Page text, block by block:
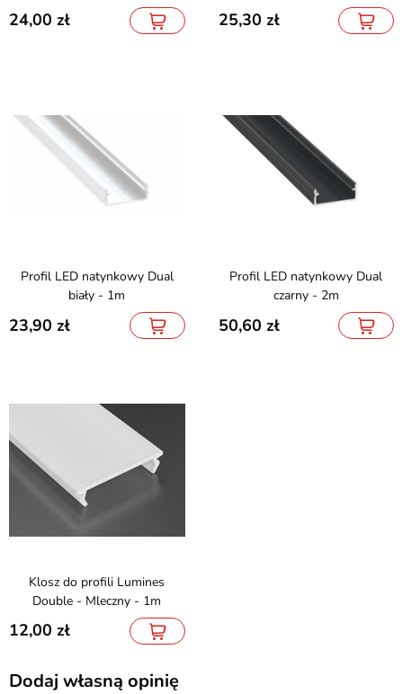
24,00 25,30
Profil LED natynkowy Dual
biały - 1m
23,90
Profil LED natynkowy Dual
czarny - 2m
50,60
Klosz do profili Lumines
Double - Mleczny - 1m
12,00
Dodaj własną opinię